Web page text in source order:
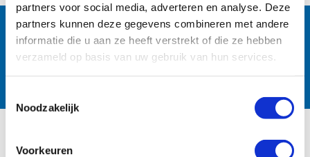
partners voor social media, adverteren en analyse. Deze
partners kunnen deze gegevens combineren met andere
informatie die u aan ze heeft verstrekt of die ze hebben
verzameld op basis van uw gebruik van hun services.
Noodzakelijk
Voorkeuren
Follow us:
PRODUCTS